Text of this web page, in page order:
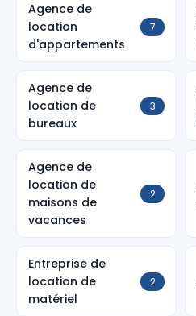
Agence de
location
d'appartements
7
Agence de
location de
bureaux
3
Agence de
location de
maisons de
vacances
2
Entreprise de
location de
matériel
2